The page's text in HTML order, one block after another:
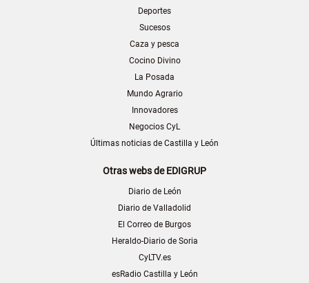
Deportes
Sucesos
Caza y pesca
Cocino Divino
La Posada
Mundo Agrario
Innovadores
Negocios CyL
Últimas noticias de Castilla y León
Otras webs de EDIGRUP
Diario de León
Diario de Valladolid
El Correo de Burgos
Heraldo-Diario de Soria
CyLTV.es
esRadio Castilla y León